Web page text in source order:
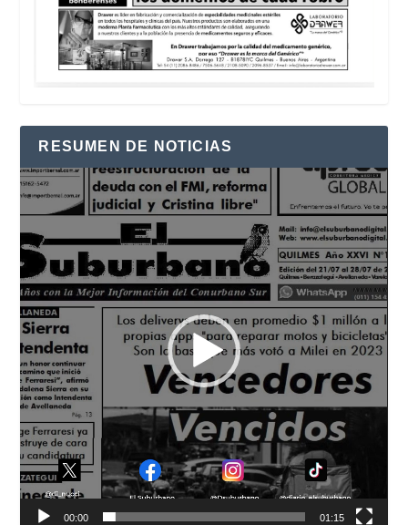
RESUMEN DE NOTICIAS
Reproductor
de
vídeo
00:00 01:15